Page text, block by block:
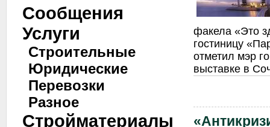
Сообщения
Услуги
Строительные
Юридические
Перевозки
Разное
Стройматериалы
факела «Это
гостиницу
отметил мэр
выставке в